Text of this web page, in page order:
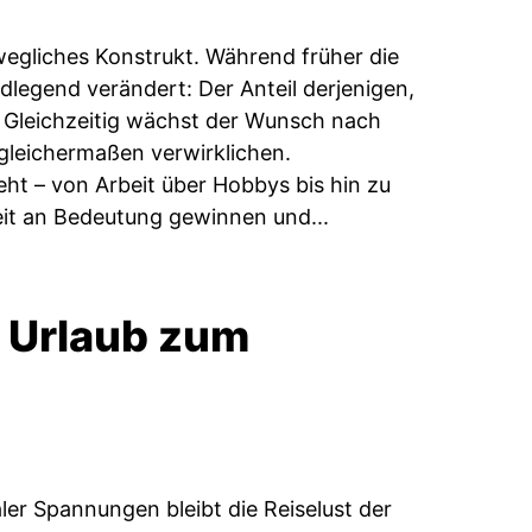
Konstrukt. Während früher die
verändert: Der Anteil derjenigen,
wächst der Wunsch nach
verwirklichen.
– von Arbeit über Hobbys bis hin zu
an Bedeutung gewinnen und...
zum
Spannungen bleibt die Reiselust der